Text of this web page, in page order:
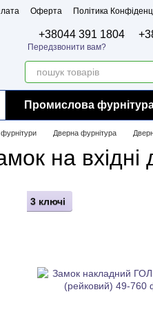
Оферта Політика
+38044 391 1804
Передзвонити вам?
Промислова
Дверна фурнітура
на вхідні
3 ключі